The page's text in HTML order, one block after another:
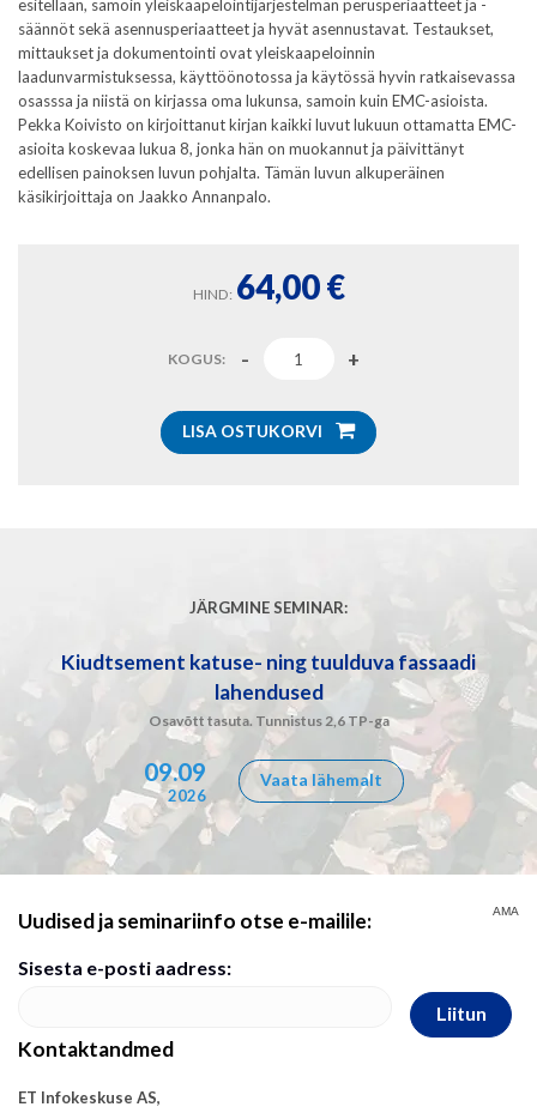
esitellään, samoin yleiskaapelointijärjestelmän perusperiaatteet ja -
säännöt sekä asennusperiaatteet ja hyvät asennustavat. Testaukset,
mittaukset ja dokumentointi ovat yleiskaapeloinnin
laadunvarmistuksessa, käyttöönotossa ja käytössä hyvin ratkaisevassa
osasssa ja niistä on kirjassa oma lukunsa, samoin kuin EMC-asioista.
Pekka Koivisto on kirjoittanut kirjan kaikki luvut lukuun ottamatta EMC-
asioita koskevaa lukua 8, jonka hän on muokannut ja päivittänyt
edellisen painoksen luvun pohjalta. Tämän luvun alkuperäinen
käsikirjoittaja on Jaakko Annanpalo.
HIND: 64,00€
KOGUS:
LISA OSTUKORVI
JÄRGMINE SEMINAR:
Kiudtsement katuse- ning tuulduva fassaadi
lahendused
Osavõtt tasuta. Tunnistus 2,6 TP-ga
09.09
2026
Vaata lähemalt
Uudised ja seminariinfo otse e-mailile:
Sisesta e-posti aadress:
Liitun
Kontaktandmed
ET Infokeskuse AS,
AMA